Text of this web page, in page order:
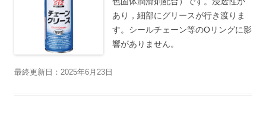
あり，細部にグリースが行き渡りま
す。シールチェーン等のOリングに影
響がありません。
最終更新日：2025年6月23日